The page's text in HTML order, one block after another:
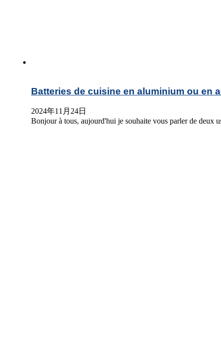
Batteries de cuisine en aluminium ou en
2024年11月24日
Bonjour à tous, aujourd'hui je souhaite vous parler de deux